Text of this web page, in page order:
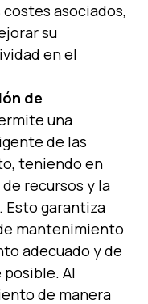
asociados,
su
en el
de
una
de las
teniendo en
recursos y la
garantiza
mantenimiento
adecuado y de
Al
de manera